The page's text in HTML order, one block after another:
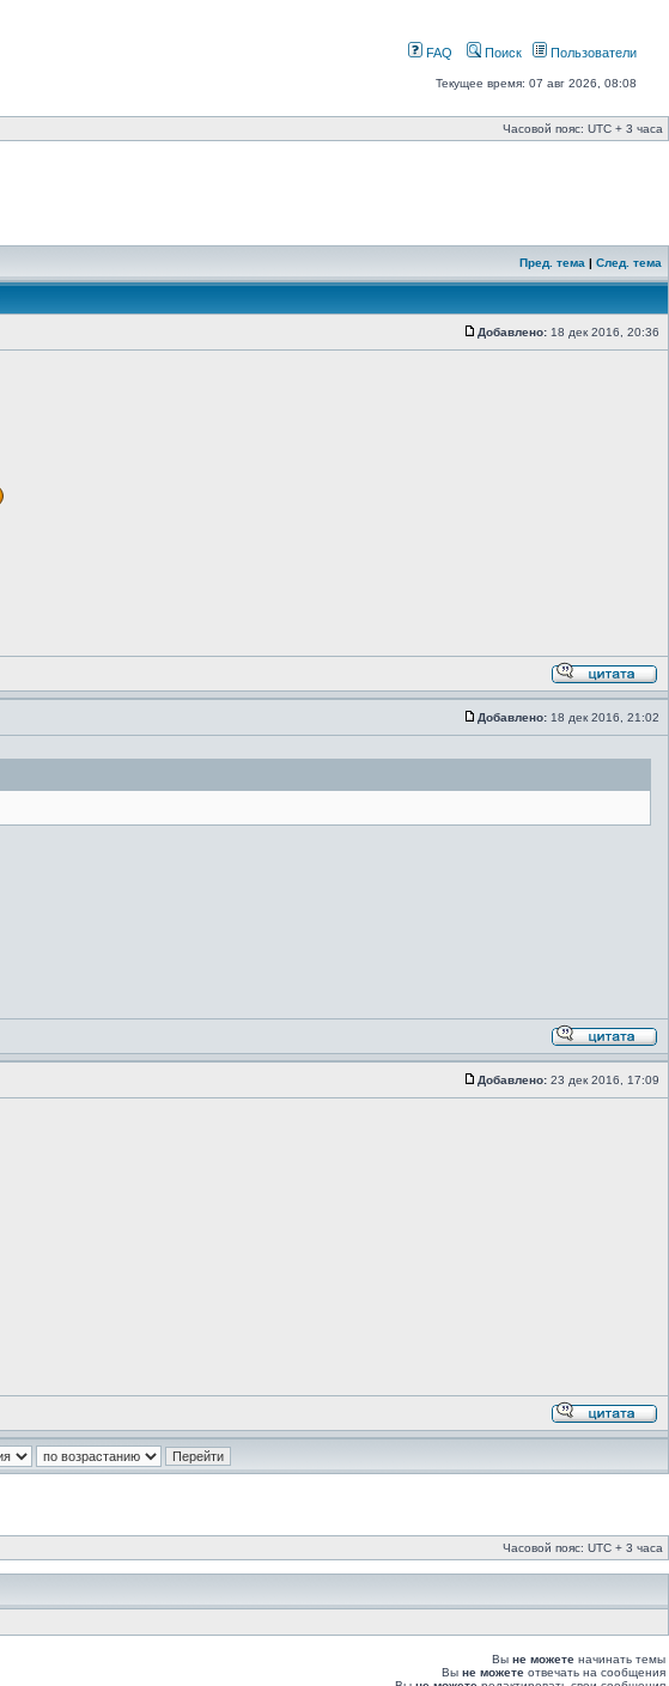
FAQ Поиск Пользователи
Текущее время: 07 авг 2026, 08:08
Часовой пояс: UTC + 3 часа
Пред. тема | След. тема
Добавлено: 18 дек 2016, 20:36
Добавлено: 18 дек 2016, 21:02
Добавлено: 23 дек 2016, 17:09
Часовой пояс: UTC + 3 часа
Вы не можете начинать темы
Вы не можете отвечать на сообщения